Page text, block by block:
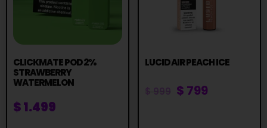
CLICKMATE POD 2%
STRAWBERRY
WATERMELON
$1.499
LUCID AIR PEACH ICE
$ 799